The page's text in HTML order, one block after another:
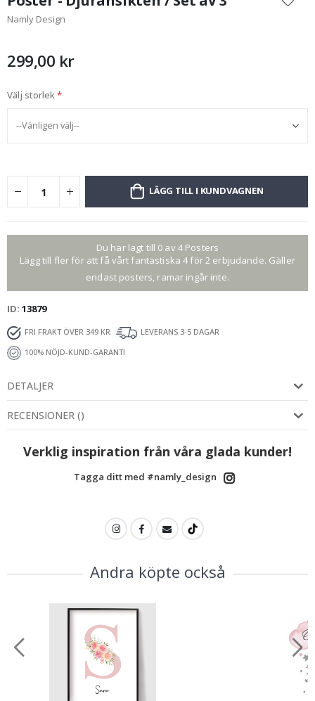
början
av
Namly Design
299,00 kr
Välj storlek
LÄGG TILL I KUNDVAGNEN
Du har lagt till 0 av 4 Posters
Lägg till fler för att få vårt fantastiska 4 för 2 erbjudande. Gäller
endast posters, ramar ingår inte.
ID 13879
FRI FRAKT ÖVER 349 KR
LEVERANS 3-5 DAGAR
100% NÖJD-KUND-GARANTI
DETALJER
RECENSIONER ()
Verklig inspiration från våra glada kunder!
Tagga ditt med #namly_design
Andra köpte också